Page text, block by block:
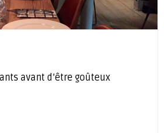
avant d’être goûteux